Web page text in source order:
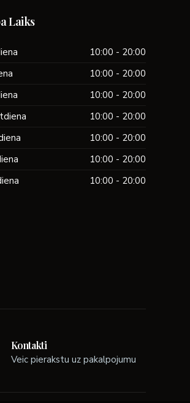
Laiks
10:00 - 20:00
10:00 - 20:00
10:00 - 20:00
10:00 - 20:00
10:00 - 20:00
10:00 - 20:00
10:00 - 20:00
Kontakti
Veic pierakstu uz pakalpojumu